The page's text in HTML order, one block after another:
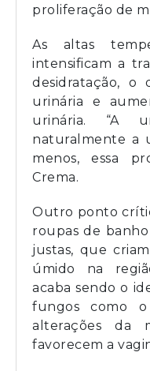
proliferação de
As altas
intensificam a
desidratação,
urinária e
urinária. “A
naturalmente a
menos, essa
Crema.
Outro ponto
roupas de
justas, que
úmido na
acaba sendo o
fungos como
alterações da
favorecem a